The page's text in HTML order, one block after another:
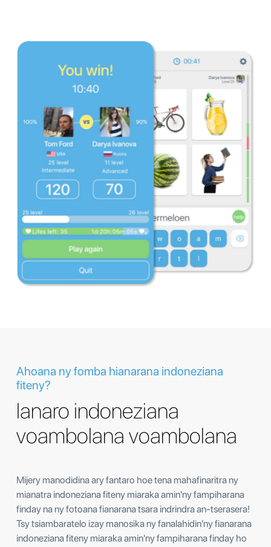
Ahoana ny fomba hianarana indoneziana
fiteny?
Ianaro indoneziana
voambolana voambolana
Mijery manodidina ary fantaro hoe tena mahafinaritra ny
mianatra indoneziana fiteny miaraka amin'ny fampiharana
finday na ny fotoana fianarana tsara indrindra an-tserasera!
Tsy tsiambaratelo izay manosika ny fanalahidin'ny fianarana
indoneziana fiteny miaraka amin'ny fampiharana finday ho